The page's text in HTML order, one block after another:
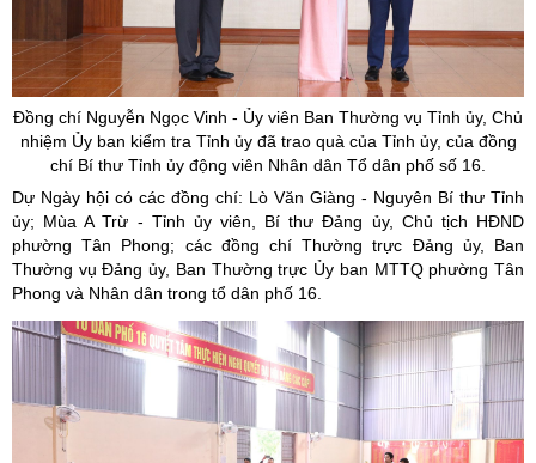
Đồng chí Nguyễn Ngọc Vinh - Ủy viên Ban Thường vụ Tỉnh ủy, Chủ
nhiệm Ủyban kiểm tra Tỉnh ủyđã trao quà của Tỉnh ủy, của đồng
chí Bí thư Tỉnh ủy động viên Nhân dân Tổ dân phố số 16.
Dự Ngày hội có các đồng chí: Lò Văn Giàng - Nguyên Bí thư Tỉnh
ủy; Mùa A Trừ - Tỉnh ủy viên, Bí thư Đảng ủy, Chủ tịch HĐND
phường Tân Phong; các đồng chí Thường trực Đảng ủy, Ban
Thường vụ Đảng ủy, Ban Thường trực Ủy ban MTTQ phường Tân
Phong và Nhân dân trong tổ dân phố 16.